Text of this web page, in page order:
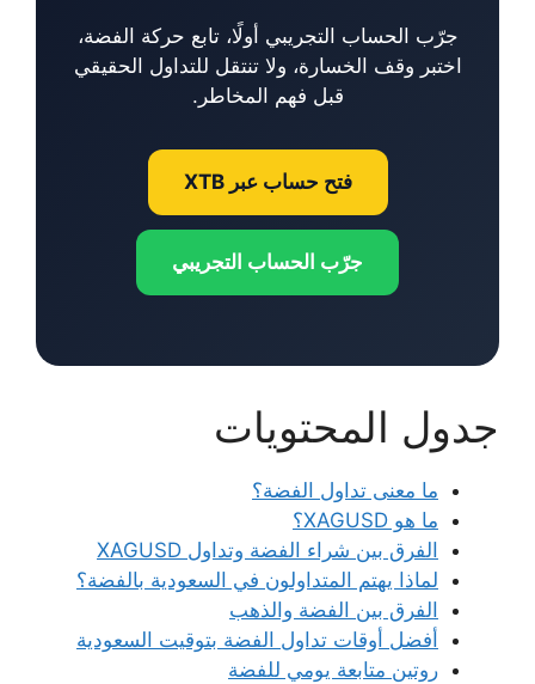
جرّب الحساب التجريبي أولًا، تابع حركة الفضة،
اختبر وقف الخسارة، ولا تنتقل للتداول الحقيقي
قبل فهم المخاطر.
فتح حساب عبر XTB
جرّب الحساب التجريبي
جدول المحتويات
ما معنى تداول الفضة؟
ما هو XAGUSD؟
الفرق بين شراء الفضة وتداول XAGUSD
لماذا يهتم المتداولون في السعودية بالفضة؟
الفرق بين الفضة والذهب
أفضل أوقات تداول الفضة بتوقيت السعودية
روتين متابعة يومي للفضة